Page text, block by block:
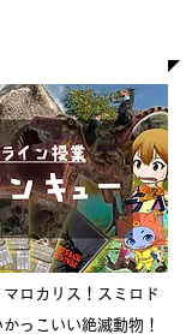
ロカリス！スミロド
っこいい絶滅動物！